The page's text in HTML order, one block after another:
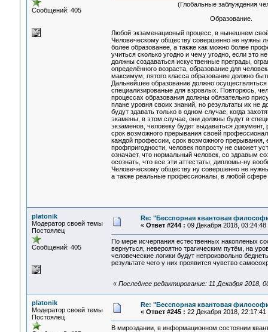
Сообщений: 405
(Глобальные заблуждения
Образование.
Любой экзаменационый процесс, в нынешнем
Человеческому обществу совершенно не нужны
более образованее, а также как можно более
учиться сколько угодно и чему угодно, если это
должны создаваться искуственные преграды,
определённого возраста, образование для
максимум, пятого класса образование должно
Дальнейшее образование должно
специализированые для взровлых. Повторюсь,
процессах образования должны обязательно
плане уровня своих знаний, но результаты их не
будут здавать только в одном случае, когда
экамены, в этом случае, они должны будут в
экзаменов, человеку будет выдаваться
срок возможного прерывания своей
каждой профессии, срок возможного прерывания,
профпригодности, человек попросту не сможет
означает, что нормальный человек, со здравым
осознать, что все эти аттестаты, дипломы-ну
Человеческому обществу ну совершенно не
а также реальные профессионалы, в любой сфере
platonik
Модератор своей темы
Постоялец
Сообщений: 405
Re: "Бесспорная квантовая
« Ответ #244 : 09 Декабря 2018, 03:24:48
По мере исчерпания естественных накопленых
вернуться, невероятно трагическим путём, на
человеческие логики будут непроизвольно
результате чего у них проявится чувство
« Последнее редактирование: 11 Декабря 2018,
platonik
Модератор своей темы
Постоялец
Re: "Бесспорная квантовая
« Ответ #245 : 22 Декабря 2018, 22:17:41
В мироздании, в информационном состоянии